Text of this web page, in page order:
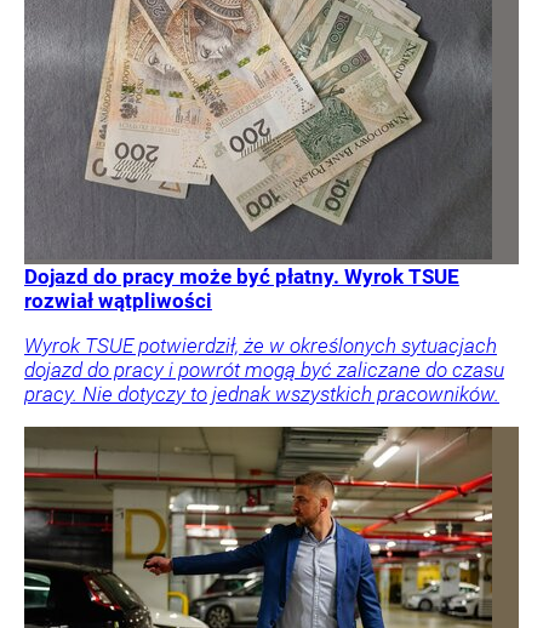
Dojazd do pracy może być płatny. Wyrok TSUE
rozwiał wątpliwości
Wyrok TSUE potwierdził, że w określonych sytuacjach
dojazd do pracy i powrót mogą być zaliczane do czasu
pracy. Nie dotyczy to jednak wszystkich pracowników.